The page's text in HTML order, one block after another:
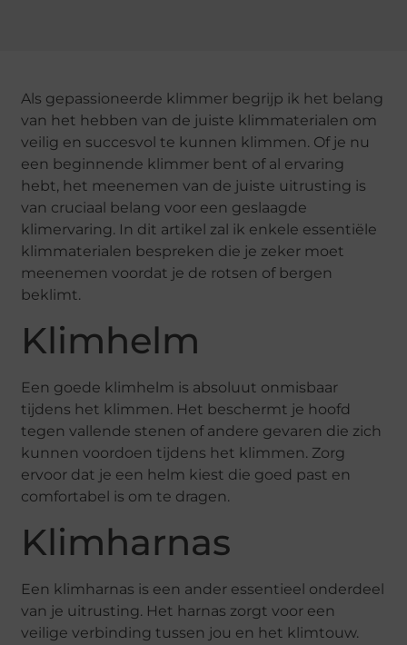
Als gepassioneerde klimmer begrijp ik het belang
van het hebben van de juiste klimmaterialen om
veilig en succesvol te kunnen klimmen. Of je nu
een beginnende klimmer bent of al ervaring
hebt, het meenemen van de juiste uitrusting is
van cruciaal belang voor een geslaagde
klimervaring. In dit artikel zal ik enkele essentiële
klimmaterialen bespreken die je zeker moet
meenemen voordat je de rotsen of bergen
beklimt.
Klimhelm
Een goede klimhelm is absoluut onmisbaar
tijdens het klimmen. Het beschermt je hoofd
tegen vallende stenen of andere gevaren die zich
kunnen voordoen tijdens het klimmen. Zorg
ervoor dat je een helm kiest die goed past en
comfortabel is om te dragen.
Klimharnas
Een klimharnas is een ander essentieel onderdeel
van je uitrusting. Het harnas zorgt voor een
veilige verbinding tussen jou en het klimtouw.